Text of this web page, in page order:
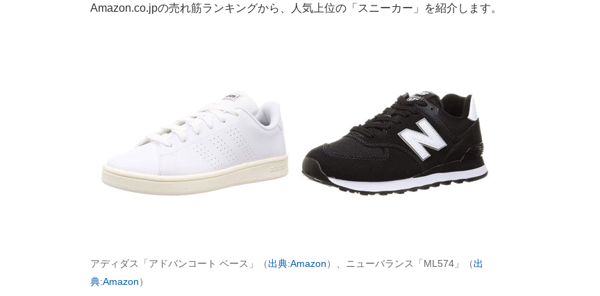
Amazon.co.jpの売れ筋ランキングから、人気上位の「スニーカー」を紹介します。
アディダス「アドバンコート ベース」（出典:Amazon）、ニューバランス「ML574」（出
典:Amazon）